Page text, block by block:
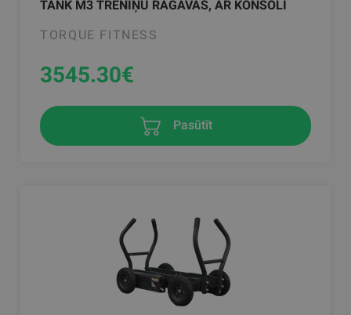
TANK M3 TRENIŅU RAGAVAS, AR KONSOLI
TORQUE FITNESS
3545.30€
Pasūtīt